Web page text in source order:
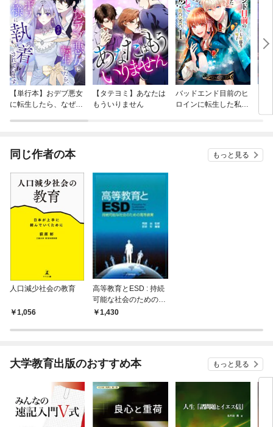
【単行本】おデブ悪女
に転生したら、なぜか
【タテヨミ】あなたは
もういりません
バッドエンド目前のヒ
ロインに転生した私、
同じ作者の本 もっと見る
人口減少社会の教育
1,056
高等教育とESD : 持続
可能な社会のための高
等教育
1,430
大学教育出版のおすすめ本 もっと見る